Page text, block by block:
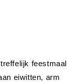
feestmaal
eiwitten, arm